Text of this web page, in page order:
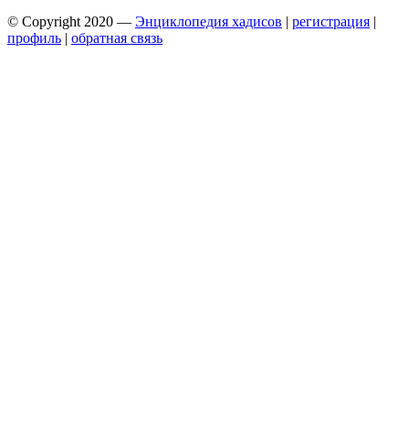
© Copyright 2020 — Энциклопедия хадисов | регистрация |
профиль | обратная связь